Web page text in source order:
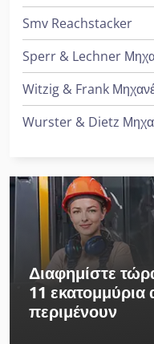
Smv Reachstacker
Sperr & Lechner
Witzig & Frank
Wurster & Dietz
Διαφημίστε
11 εκατομμύρια
περιμένουν